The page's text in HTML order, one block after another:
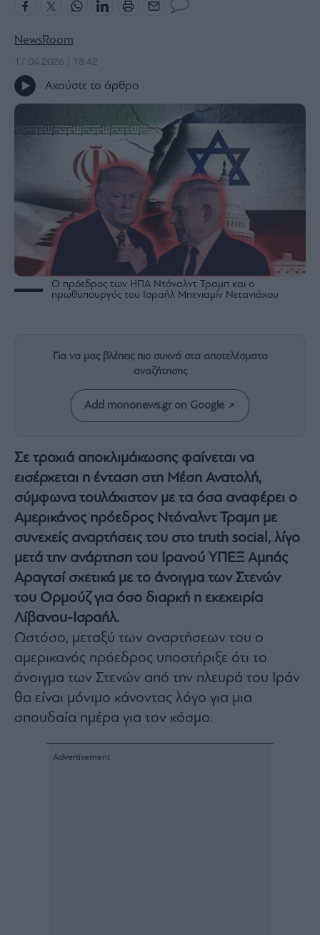
Financial
The
Room
Media
Winners
Losers
Επι-
Rumors
Mononews2030
Συνεντεύξεις
Les
Bons
Vivants
Auto
Life
&
Style
Υγεία
Architecture
&
Design
Fashion
&
Art
Watches
Yachts
NewsRoom
17.04.2026 | 18:42
Ακούστε το άρθρο
Ο πρόεδρος των ΗΠΑ Ντόναλντ Τραμπ και ο
πρωθυπουργός του Ισραήλ Μπενιαμίν Νετανιάχου
Για να μας βλέπεις πιο συχνά στα αποτελέσματα
αναζήτησης
Add mononews.gr on Google
Σε τροχιά αποκλιμάκωσης φαίνεται να
εισέρχεται η ένταση στη Μέση Ανατολή,
σύμφωνα τουλάχιστον με τα όσα αναφέρει ο
Αμερικάνος πρόεδρος Ντόναλντ Τραμπ με
συνεχείς αναρτήσεις του στο truth social, λίγο
μετά την ανάρτηση του Ιρανού ΥΠΕΞ Αμπάς
Αραγτσί σχετικά με το άνοιγμα των Στενών
του Ορμούζ για όσο διαρκή η εκεχειρία
Λίβανου-Ισραήλ.
Ωστόσο, μεταξύ των αναρτήσεων του ο
αμερικανός πρόεδρος υποστήριξε ότι το
άνοιγμα των Στενών από την πλευρά του Ιράν
θα είναι μόνιμο κάνοντας λόγο για μια
σπουδαία ημέρα για τον κόσμο.